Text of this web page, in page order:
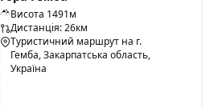
Висота 1491м
Дистанція: 26км
Туристичний маршрут на г.
Гемба, Закарпатська область,
Україна